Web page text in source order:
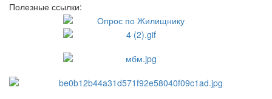
Полезные ссылки: